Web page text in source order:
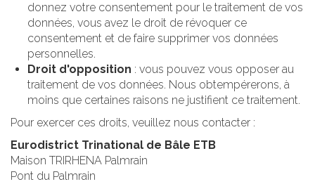
donnez votre consentement pour le traitement de vos
données, vous avez le droit de révoquer ce
consentement et de faire supprimer vos données
personnelles.
Droit d'opposition : vous pouvez vous opposer au
traitement de vos données. Nous obtempérerons, à
moins que certaines raisons ne justifient ce traitement.
Pour exercer ces droits, veuillez nous contacter :
Eurodistrict Trinational de Bâle ETB
Maison TRIRHENA Palmrain
Pont du Palmrain